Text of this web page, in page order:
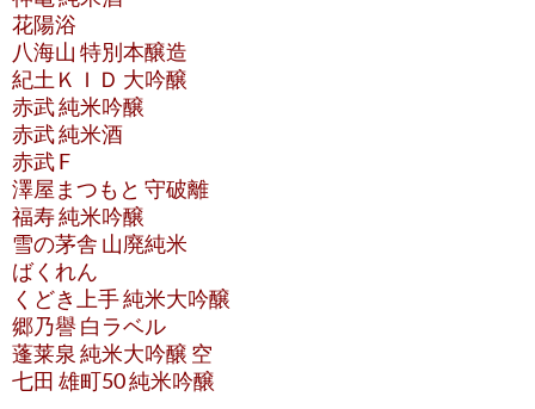
花陽浴
八海山 特別本醸造
紀土ＫＩＤ 大吟醸
赤武 純米吟醸
赤武 純米酒
赤武 F
澤屋まつもと 守破離
福寿 純米吟醸
雪の茅舎 山廃純米
ばくれん
くどき上手 純米大吟醸
郷乃譽 白ラベル
蓬莱泉 純米大吟醸 空
七田 雄町50 純米吟醸